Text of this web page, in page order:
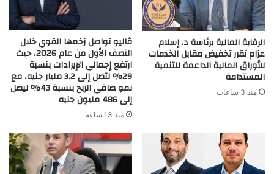
الرقابة المالية برئاسة د. إسلام
عزام تقرر تخفيض مقابل الخدمات
للأوراق المالية الداعمة للتنمية
المستدامة
منذ 3 ساعات
ڤاليو تواصل زخمها القوي خلال
النصف الأول من عام 2026، حيث
ارتفع إجمالي الإيرادات بنسبة
29% لتصل إلى 3.2 مليار جنيه، مع
نمو صافي الربح بنسبة 43% ليصل
إلى 486 مليون جنيه
منذ 13 ساعة